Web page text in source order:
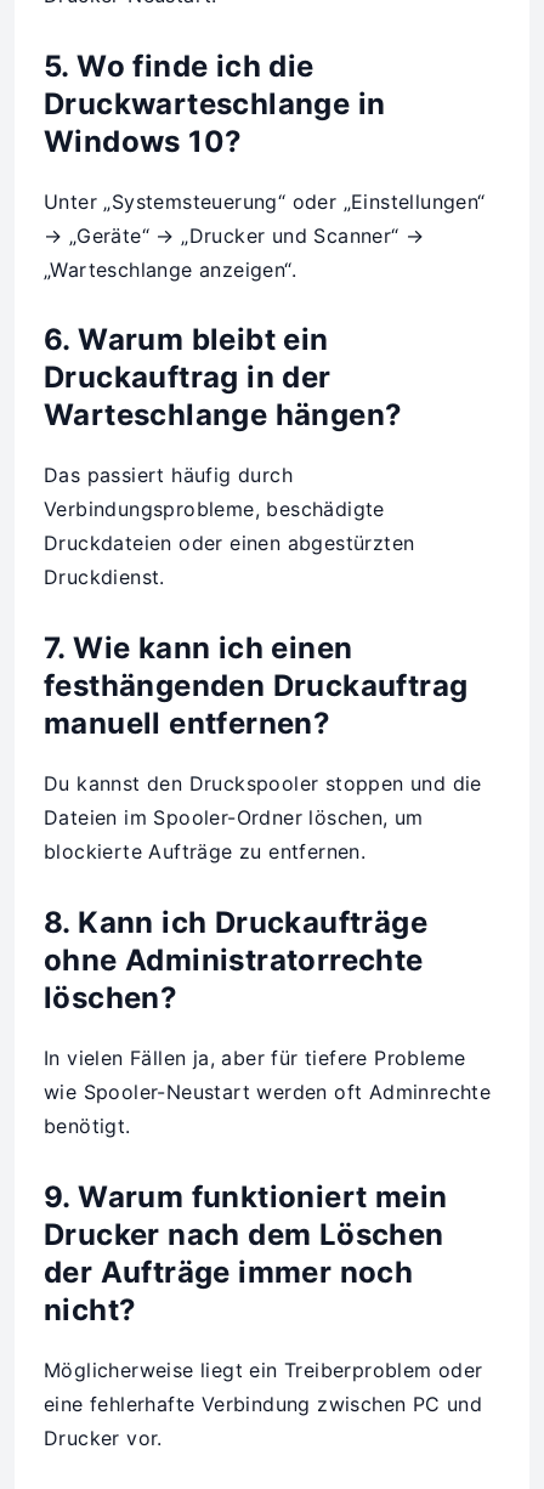
5. Wo finde ich die
Druckwarteschlange in
Windows 10?
Unter „Systemsteuerung“ oder „Einstellungen“
→ „Geräte“ → „Drucker und Scanner“ →
„Warteschlange anzeigen“.
6. Warum bleibt ein
Druckauftrag in der
Warteschlange hängen?
Das passiert häufig durch
Verbindungsprobleme, beschädigte
Druckdateien oder einen abgestürzten
Druckdienst.
7. Wie kann ich einen
festhängenden Druckauftrag
manuell entfernen?
Du kannst den Druckspooler stoppen und die
Dateien im Spooler-Ordner löschen, um
blockierte Aufträge zu entfernen.
8. Kann ich Druckaufträge
ohne Administratorrechte
löschen?
In vielen Fällen ja, aber für tiefere Probleme
wie Spooler-Neustart werden oft Adminrechte
benötigt.
9. Warum funktioniert mein
Drucker nach dem Löschen
der Aufträge immer noch
nicht?
Möglicherweise liegt ein Treiberproblem oder
eine fehlerhafte Verbindung zwischen PC und
Drucker vor.